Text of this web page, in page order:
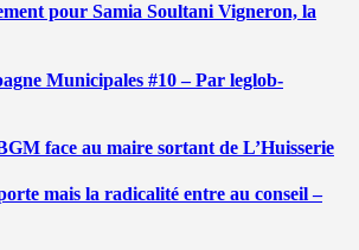
pour Samia Soultani Vigneron, la
Municipales #10 – Par leglob-
face au maire sortant de L’Huisserie
mais la radicalité entre au conseil –